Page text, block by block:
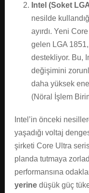
Intel (Soket
nesilde
ayırdı. Yeni
gelen LGA
destekliyor. Bu,
değişimini
daha yüksek
(Nöral İşlem
Intel’in önceki
yaşadığı voltaj
şirketi Core Ultra
planda tutmaya
performansına
yerine düşük güç